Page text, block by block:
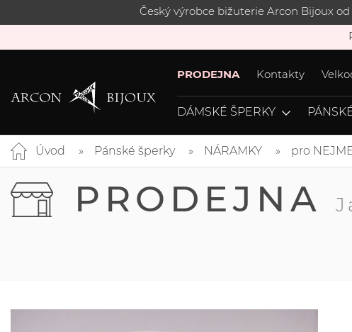
Český výrobce bižuterie Arcon Bijoux
PRODEJNA Kontakty
DÁMSKÉ ŠPERKY
Úvod Pánské šperky NÁRAMKY pro
PRODEJNA